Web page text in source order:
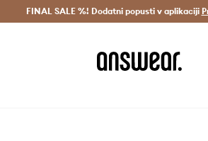
Dostava v 3 dneh > Prihrani z vpisom v
FINAL SALE %! Dodatni popusti v aplikaciji